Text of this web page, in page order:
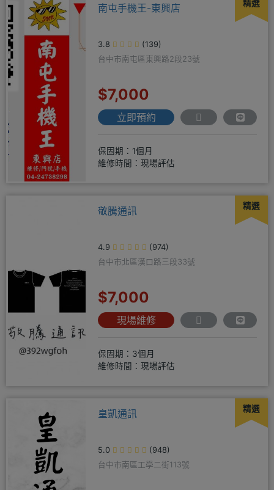
精選
南屯手機王-東興店
3.8
(139)
台中市南屯區東興路2段23號
$7,000
立即預約
保固期：1個月
維修時間：現場評估
精選
敬騰通訊
4.9
(974)
台中市北區漢口路三段33號
$7,000
現場維修
保固期：3個月
維修時間：現場評估
精選
皇凱通訊
5.0
(948)
台中市南區工學二街113號